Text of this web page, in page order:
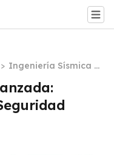
> Ingeniería Sísmica Av
anzada: Oportunidad
es en la Seguridad Es
tructural